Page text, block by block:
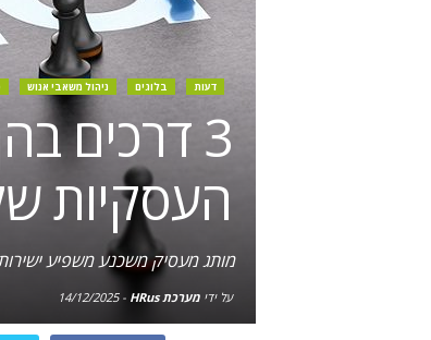
דעות בלוגים ניהול משאבי אנוש
3 דרכים
העסקיות
מותג מעסיק משכנע משפיע
על ידימערכת HRus -
14/12/2025